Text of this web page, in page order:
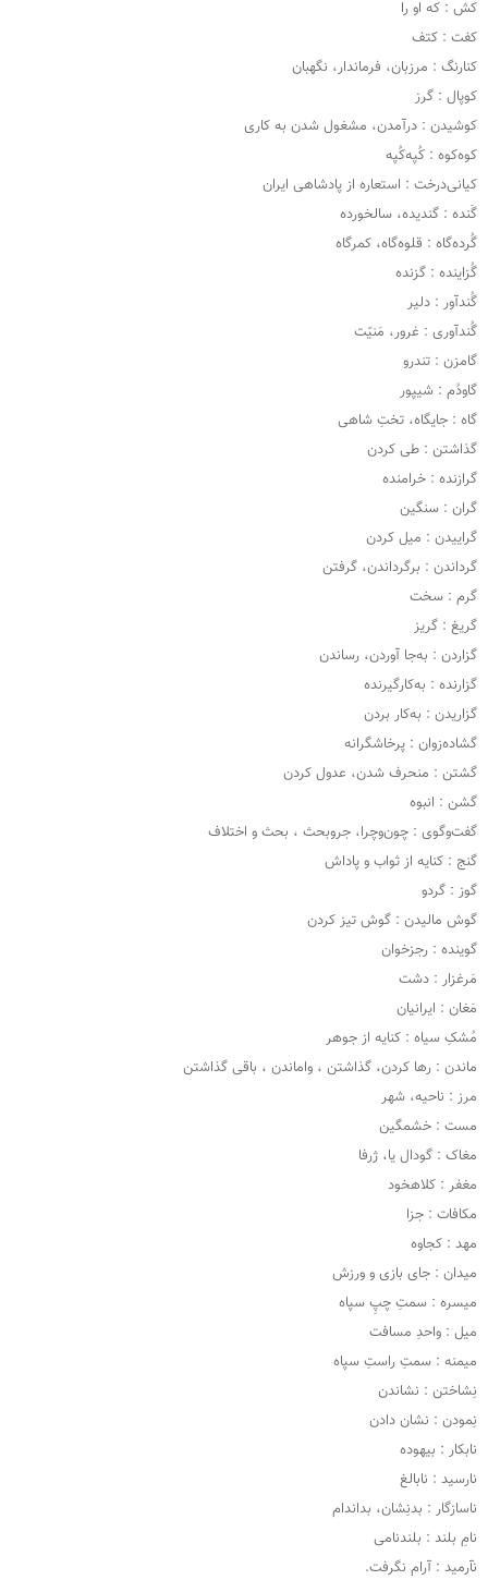
کش : که او را
کفت : کتف
کنارنگ : مرزبان، فرماندار، نگهبان
کوپال : گرز
کوشیدن : درآمدن، مشغول شدن به کاری
کوه‌کوه : کُپه‌کُپه
کیانی‌درخت : استعاره از پادشاهی ایران
گَنده : گندیده، سالخورده
گُرده‌گاه : قلوه‌گاه، کمرگاه
گُزاینده : گزنده
گُندآور : دلیر
گُندآوری : غرور، مَنیّت
گامزن : تندرو
گاودُم : شیپور
گاه : جایگاه، تختِ شاهی
گذاشتن : طی کردن
گرازنده : خرامنده
گران : سنگین
گراییدن : میل کردن
گرداندن : برگرداندن، گرفتن
گرم : سخت
گریغ : گریز
گزاردن : به‌جا آوردن، رساندن
گزارنده : به‌کارگیرنده
گزاریدن : به‌کار بردن
گشاده‌زوان : پرخاشگرانه
گشتن : منحرف شدن، عدول کردن
گشن : انبوه
گفت‌وگوی : چون‌وچرا، جروبحث ، بحث و اختلاف
گنج : کنایه از ثواب و پاداش
گوز : گردو
گوش مالیدن : گوش تیز کردن
گوینده : رجزخوان
مَرغزار : دشت
مَغان : ایرانیان
مُشکِ سیاه : کنایه از جوهر
ماندن : رها کردن، گذاشتن ، واماندن ، باقی گذاشتن
مرز : ناحیه، شهر
مست : خشمگین
مغاک : گودال یا، ژرفا
مغفر : کلاهخود
مکافات : جزا
مهد : کجاوه
میدان : جای بازی و ورزش
میسره : سمتِ چپِ سپاه
میل : واحدِ مسافت
میمنه : سمتِ راستِ سپاه
نِشاختن : نشاندن
نِمودن : نشان دادن
نابکار : بیهوده
نارسید : نابالغ
ناسازگار : بدنِشان، بداندام
نامِ بلند : بلندنامی
نآرمید : آرام نگرفت.